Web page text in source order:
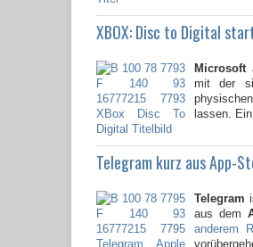
XBOX: Disc to Digital
Microsoft
mit der
lassen. Ein
Telegram kurz aus App-
Telegram
aus dem
anderem